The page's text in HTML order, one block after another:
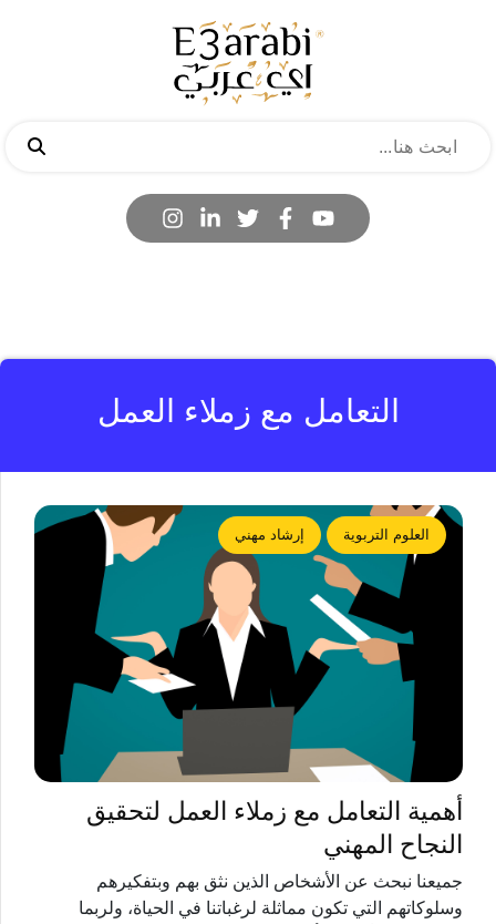
التعامل مع زملاء العمل
العلوم التربوية إرشاد مهني
أهمية التعامل مع زملاء العمل لتحقيق
النجاح المهني
جميعنا نبحث عن الأشخاص الذين نثق بهم وبتفكيرهم
وسلوكاتهم التي تكون مماثلة لرغباتنا في الحياة، ولربما